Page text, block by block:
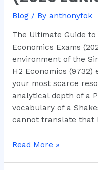
Blog/ By anthonyfok
The Ultimate Guide
Economics Exams
environment of the
H2 Economics
your most scarce
analytical depth of a
vocabulary of a
cannot translate that
for
A-
Level
Economics
Exams
(2026
Read More »